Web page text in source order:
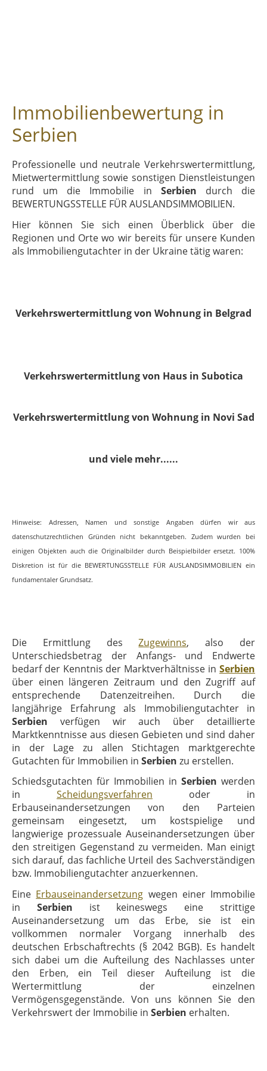
Immobilienbewertung in
Serbien
Professionelle und neutrale Verkehrswertermittlung,
Mietwertermittlung sowie sonstigen Dienstleistungen
rund um die Immobilie in Serbien durch die
BEWERTUNGSSTELLE FÜR AUSLANDSIMMOBILIEN.
Hier können Sie sich einen Überblick über die
Regionen und Orte wo wir bereits für unsere Kunden
als Immobiliengutachter in der Ukraine tätig waren:
Verkehrswertermittlung von Wohnung in Belgrad
Verkehrswertermittlung von Haus in Subotica
Verkehrswertermittlung von Wohnung in Novi Sad
und viele mehr......
Hinweise: Adressen, Namen und sonstige Angaben dürfen wir aus
datenschutzrechtlichen Gründen nicht bekanntgeben. Zudem wurden bei
einigen Objekten auch die Originalbilder durch Beispielbilder ersetzt. 100%
Diskretion ist für die BEWERTUNGSSTELLE FÜR AUSLANDSIMMOBILIEN ein
fundamentaler Grundsatz.
Die Ermittlung desZugewinns, also der
Unterschiedsbetrag der Anfangs- und Endwerte
bedarf der Kenntnis der Marktverhältnisse in Serbien
über einen längeren Zeitraum und den Zugriff auf
entsprechende Datenzeitreihen. Durch die
langjährige Erfahrung als Immobiliengutachter in
Serbien verfügen wir auch über detaillierte
Marktkenntnisse aus diesen Gebieten und sind daher
in der Lage zu allen Stichtagen marktgerechte
Gutachten für Immobilien in Serbien zu erstellen.
Schiedsgutachten für Immobilien in Serbien werden
in Scheidungsverfahren oder in
Erbauseinandersetzungen von den Parteien
gemeinsam eingesetzt, um kostspielige und
langwierige prozessuale Auseinandersetzungen über
den streitigen Gegenstand zu vermeiden. Man einigt
sich darauf, das fachliche Urteil des Sachverständigen
bzw. Immobiliengutachter anzuerkennen.
Eine Erbauseinandersetzung wegen einer Immobilie
in Serbien ist keineswegs eine strittige
Auseinandersetzung um das Erbe, sie ist ein
vollkommen normaler Vorgang innerhalb des
deutschen Erbschaftrechts (§ 2042 BGB). Es handelt
sich dabei um die Aufteilung des Nachlasses unter
den Erben, ein Teil dieser Aufteilung ist die
Wertermittlung der einzelnen
Vermögensgegenstände. Von uns können Sie den
Verkehrswert der Immobilie in Serbien erhalten.